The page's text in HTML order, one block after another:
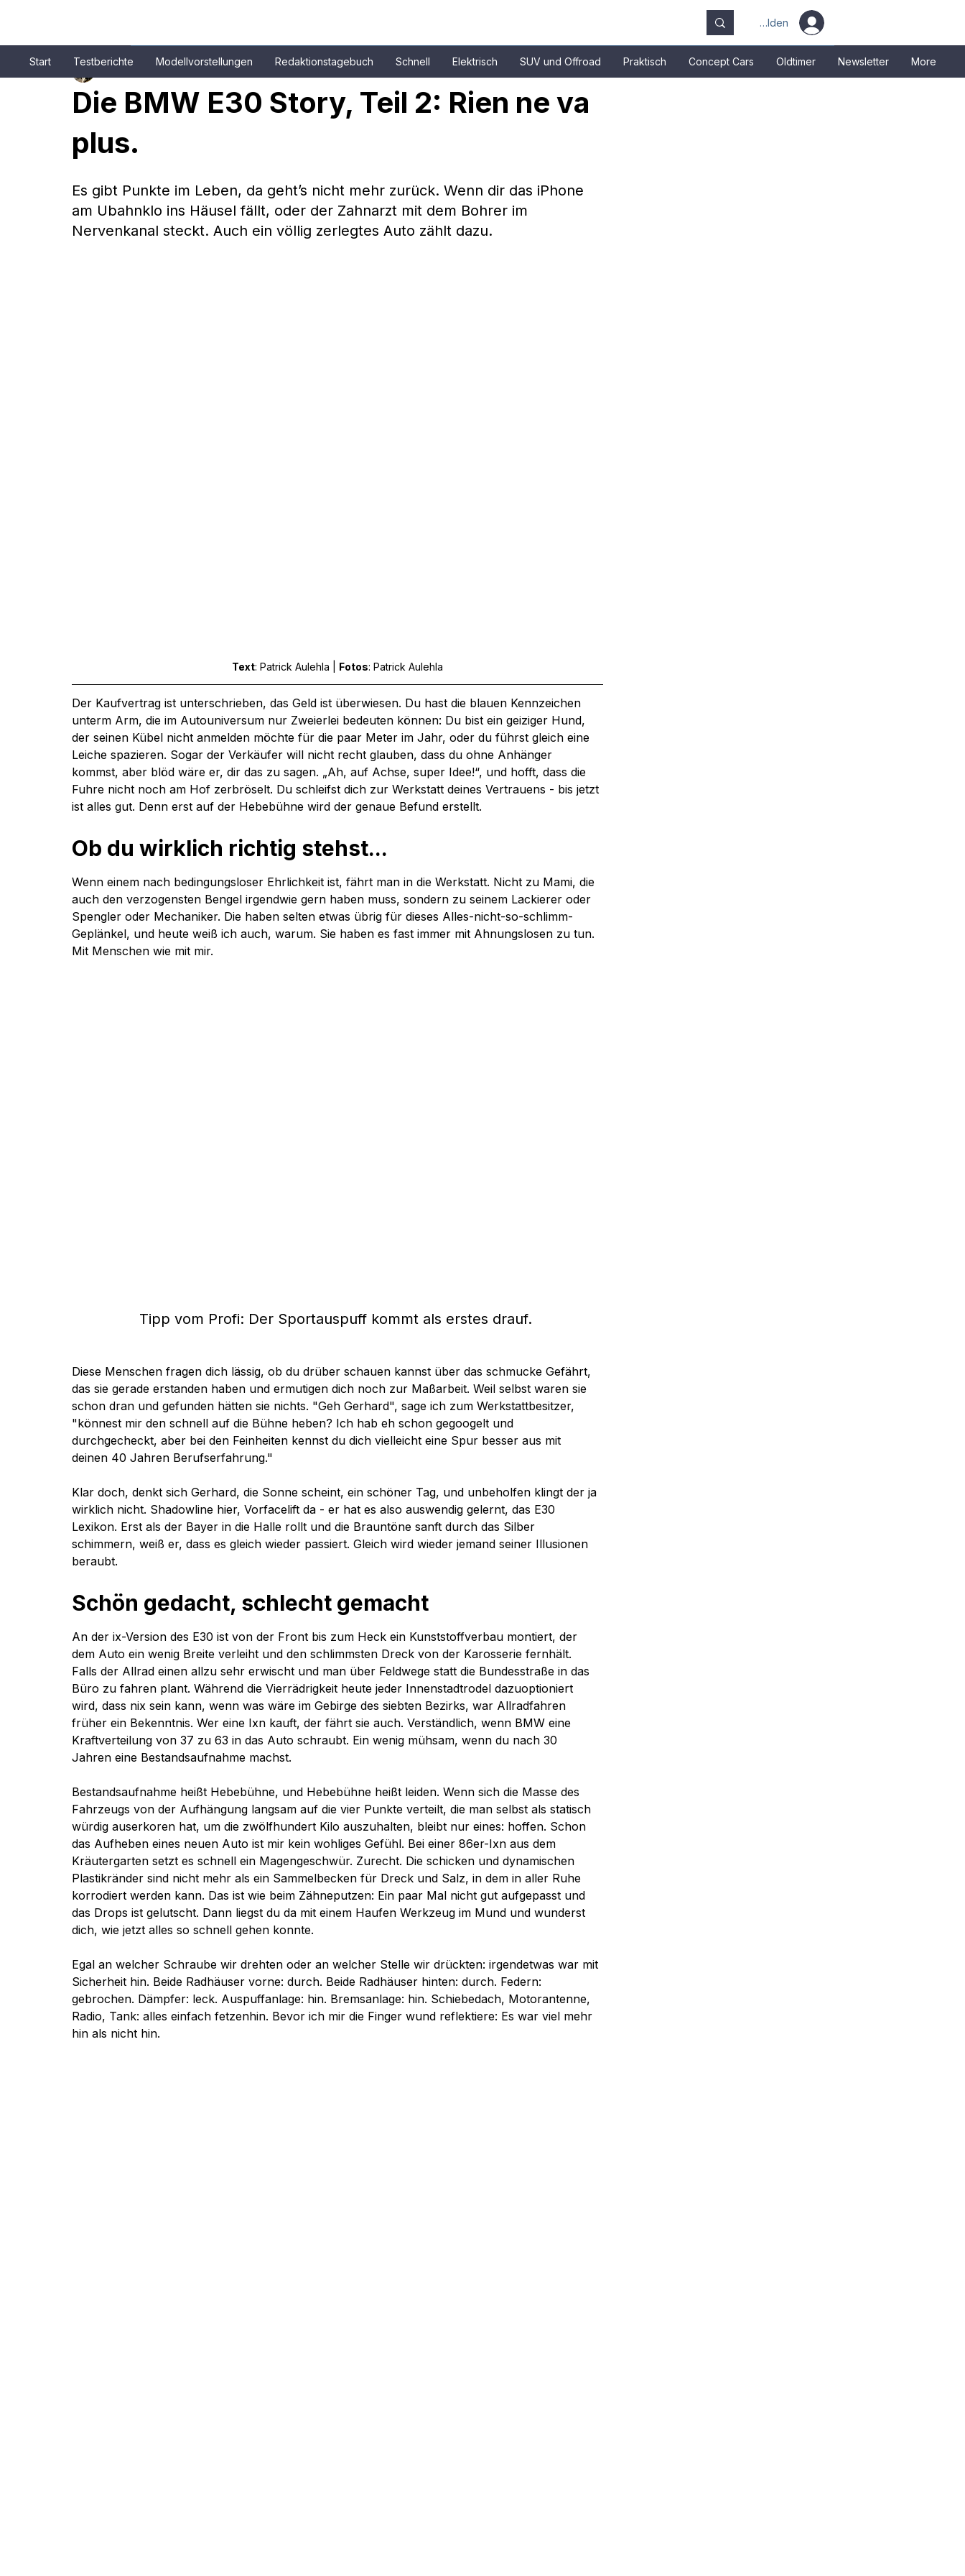
Anmelden
Start Testberichte Modellvorstellungen Redaktionstagebuch Schnell Elektrisch SUV und Offroad Praktisch Concept Cars Oldtimer Newsletter More
5 Min. Lesezeit
Die BMW E30 Story, Teil 2: Rien ne va
plus.
Es gibt Punkte im Leben, da geht’s nicht mehr zurück. Wenn dir das iPhone
am Ubahnklo ins Häusel fällt, oder der Zahnarzt mit dem Bohrer im
Nervenkanal steckt. Auch ein völlig zerlegtes Auto zählt dazu.
Text: Patrick Aulehla | Fotos: Patrick Aulehla
Der Kaufvertrag ist unterschrieben, das Geld ist überwiesen. Du hast die blauen Kennzeichen
unterm Arm, die im Autouniversum nur Zweierlei bedeuten können: Du bist ein geiziger Hund,
der seinen Kübel nicht anmelden möchte für die paar Meter im Jahr, oder du führst gleich eine
Leiche spazieren. Sogar der Verkäufer will nicht recht glauben, dass du ohne Anhänger
kommst, aber blöd wäre er, dir das zu sagen. „Ah, auf Achse, super Idee!“, und hofft, dass die
Fuhre nicht noch am Hof zerbröselt. Du schleifst dich zur Werkstatt deines Vertrauens - bis jetzt
ist alles gut. Denn erst auf der Hebebühne wird der genaue Befund erstellt.
Ob du wirklich richtig stehst...
Wenn einem nach bedingungsloser Ehrlichkeit ist, fährt man in die Werkstatt. Nicht zu Mami, die
auch den verzogensten Bengel irgendwie gern haben muss, sondern zu seinem Lackierer oder
Spengler oder Mechaniker. Die haben selten etwas übrig für dieses Alles-nicht-so-schlimm-
Geplänkel, und heute weiß ich auch, warum. Sie haben es fast immer mit Ahnungslosen zu tun.
Mit Menschen wie mit mir.
Tipp vom Profi: Der Sportauspuff kommt als erstes drauf.
Diese Menschen fragen dich lässig, ob du drüber schauen kannst über das schmucke Gefährt,
das sie gerade erstanden haben und ermutigen dich noch zur Maßarbeit. Weil selbst waren sie
schon dran und gefunden hätten sie nichts. "Geh Gerhard", sage ich zum Werkstattbesitzer,
"könnest mir den schnell auf die Bühne heben? Ich hab eh schon gegoogelt und
durchgecheckt, aber bei den Feinheiten kennst du dich vielleicht eine Spur besser aus mit
deinen 40 Jahren Berufserfahrung."
Klar doch, denkt sich Gerhard, die Sonne scheint, ein schöner Tag, und unbeholfen klingt der ja
wirklich nicht. Shadowline hier, Vorfacelift da - er hat es also auswendig gelernt, das E30
Lexikon. Erst als der Bayer in die Halle rollt und die Brauntöne sanft durch das Silber
schimmern, weiß er, dass es gleich wieder passiert. Gleich wird wieder jemand seiner Illusionen
beraubt.
Schön gedacht, schlecht gemacht
An der ix-Version des E30 ist von der Front bis zum Heck ein Kunststoffverbau montiert, der
dem Auto ein wenig Breite verleiht und den schlimmsten Dreck von der Karosserie fernhält.
Falls der Allrad einen allzu sehr erwischt und man über Feldwege statt die Bundesstraße in das
Büro zu fahren plant. Während die Vierrädrigkeit heute jeder Innenstadtrodel dazuoptioniert
wird, dass nix sein kann, wenn was wäre im Gebirge des siebten Bezirks, war Allradfahren
früher ein Bekenntnis. Wer eine Ixn kauft, der fährt sie auch. Verständlich, wenn BMW eine
Kraftverteilung von 37 zu 63 in das Auto schraubt. Ein wenig mühsam, wenn du nach 30
Jahren eine Bestandsaufnahme machst.
Bestandsaufnahme heißt Hebebühne, und Hebebühne heißt leiden. Wenn sich die Masse des
Fahrzeugs von der Aufhängung langsam auf die vier Punkte verteilt, die man selbst als statisch
würdig auserkoren hat, um die zwölfhundert Kilo auszuhalten, bleibt nur eines: hoffen. Schon
das Aufheben eines neuen Auto ist mir kein wohliges Gefühl. Bei einer 86er-Ixn aus dem
Kräutergarten setzt es schnell ein Magengeschwür. Zurecht. Die schicken und dynamischen
Plastikränder sind nicht mehr als ein Sammelbecken für Dreck und Salz, in dem in aller Ruhe
korrodiert werden kann. Das ist wie beim Zähneputzen: Ein paar Mal nicht gut aufgepasst und
das Drops ist gelutscht. Dann liegst du da mit einem Haufen Werkzeug im Mund und wunderst
dich, wie jetzt alles so schnell gehen konnte.
Egal an welcher Schraube wir drehten oder an welcher Stelle wir drückten: irgendetwas war mit
Sicherheit hin. Beide Radhäuser vorne: durch. Beide Radhäuser hinten: durch. Federn:
gebrochen. Dämpfer: leck. Auspuffanlage: hin. Bremsanlage: hin. Schiebedach, Motorantenne,
Radio, Tank: alles einfach fetzenhin. Bevor ich mir die Finger wund reflektiere: Es war viel mehr
hin als nicht hin.